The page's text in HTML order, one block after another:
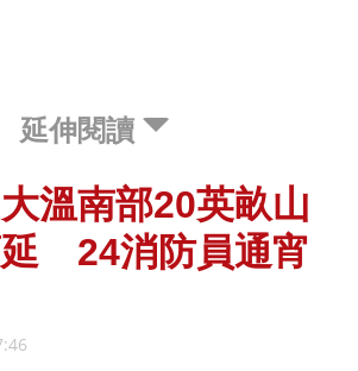
延伸閱讀
大溫南部20英畝山
延 24消防員通宵